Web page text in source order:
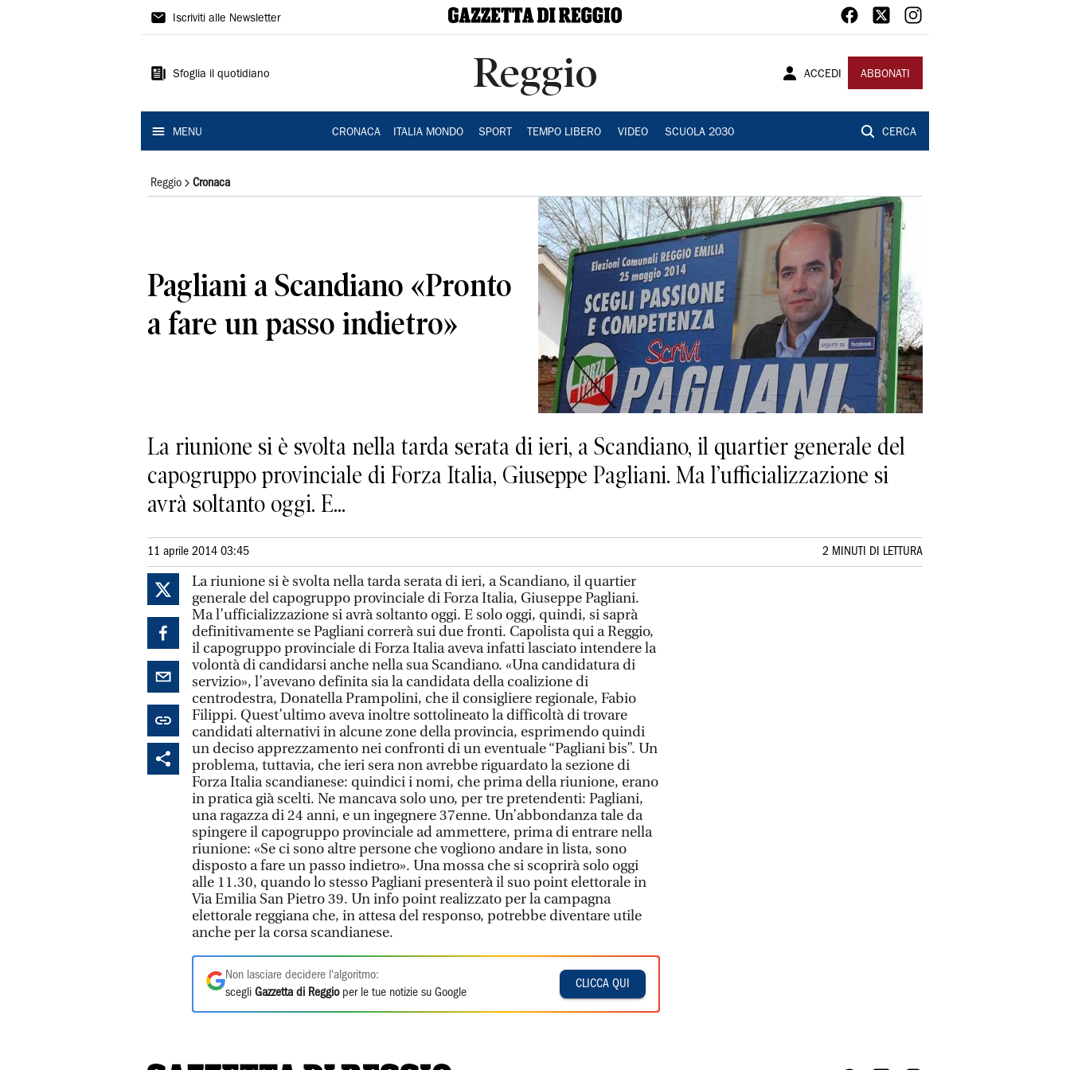
Gazzetta
Reggio
Iscriviti alle Newsletter
Sfoglia il quotidiano Reggio ACCEDI ABBONATI
MENU CRONACA ITALIA MONDO SPORT TEMPO LIBERO VIDEO SCUOLA 2030 CERCA
Reggio Cronaca
Pagliani a Scandiano «Pronto
a fare un passo indietro»
La riunione si è svolta nella tarda serata di ieri, a Scandiano, il quartier generale del
capogruppo provinciale di Forza Italia, Giuseppe Pagliani. Ma l’ufficializzazione si
avrà soltanto oggi. E...
11 aprile 2014 03:45 2 MINUTI DI LETTURA
La riunione si è svolta nella tarda serata di ieri, a Scandiano, il quartier
generale del capogruppo provinciale di Forza Italia, Giuseppe Pagliani.
Ma l’ufficializzazione si avrà soltanto oggi. E solo oggi, quindi, si saprà
definitivamente se Pagliani correrà sui due fronti. Capolista qui a Reggio,
il capogruppo provinciale di Forza Italia aveva infatti lasciato intendere la
volontà di candidarsi anche nella sua Scandiano. «Una candidatura di
servizio», l’avevano definita sia la candidata della coalizione di
centrodestra, Donatella Prampolini, che il consigliere regionale, Fabio
Filippi. Quest’ultimo aveva inoltre sottolineato la difficoltà di trovare
candidati alternativi in alcune zone della provincia, esprimendo quindi
un deciso apprezzamento nei confronti di un eventuale “Pagliani bis”. Un
problema, tuttavia, che ieri sera non avrebbe riguardato la sezione di
Forza Italia scandianese: quindici i nomi, che prima della riunione, erano
in pratica già scelti. Ne mancava solo uno, per tre pretendenti: Pagliani,
una ragazza di 24 anni, e un ingegnere 37enne. Un’abbondanza tale da
spingere il capogruppo provinciale ad ammettere, prima di entrare nella
riunione: «Se ci sono altre persone che vogliono andare in lista, sono
disposto a fare un passo indietro». Una mossa che si scoprirà solo oggi
alle 11.30, quando lo stesso Pagliani presenterà il suo point elettorale in
Via Emilia San Pietro 39. Un info point realizzato per la campagna
elettorale reggiana che, in attesa del responso, potrebbe diventare utile
anche per la corsa scandianese.
Non lasciare decidere l'algoritmo:
scegli Gazzetta di Reggioper le tue notizie su Google
CLICCA QUI